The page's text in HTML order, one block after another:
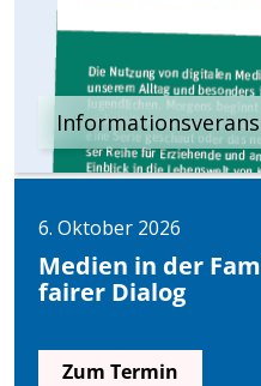
6. Oktober 2026
Medien in der
fairer Dialog
Zum Termin